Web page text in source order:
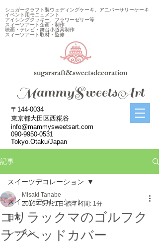
シュガークラフト製ウェディングケーキ、アニバーサリーケーキ
イベント用モニュメント
アイシングクッキー、フラワーゼリー等
スィーツアート企画・制作
映画・テレビ・舞台小道具制作
スィーツアート取材・監修
sugarsraft&sweetsdecoration
​MammySweetsArt
〒144-0034
東京都大田区西糀谷
info@mammysweetsart.com
090-9950-0531
Tokyo.Otaku/Japan
記事
スイーツデコレーション
日常
レッスン
スイーツデコレーション
コリラックマのゴルフク
ラブヘッドカバー
Misaki Tanabe
2015年5月11日 読了時間: 1分